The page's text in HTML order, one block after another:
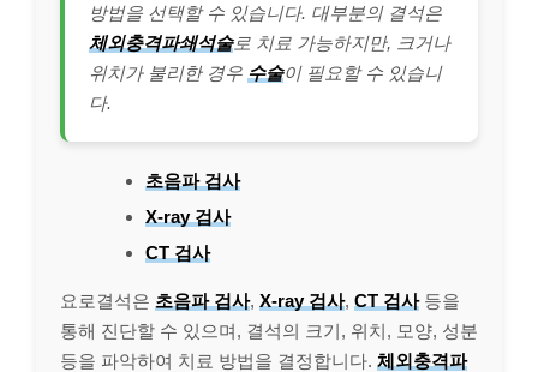
방법을 선택할 수 있습니다. 대부분의 결석은
체외충격파쇄석술로 치료 가능하지만, 크거나
위치가 불리한 경우 수술이 필요할 수 있습니
다.
초음파 검사
X-ray 검사
CT 검사
요로결석은 초음파 검사, X-ray 검사, CT 검사등을
통해 진단할 수 있으며, 결석의 크기, 위치, 모양, 성분
등을 파악하여 치료 방법을 결정합니다. 체외충격파